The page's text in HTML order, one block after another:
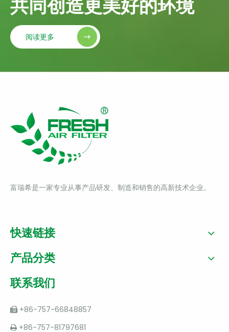
共同创造更美好的环境
阅读更多
富瑞希是一家专业从事产品研发、制造和销售的高新技术企业。
快速链接
产品分类
联系我们
 +86-757-66848857
 +86-757-81797681